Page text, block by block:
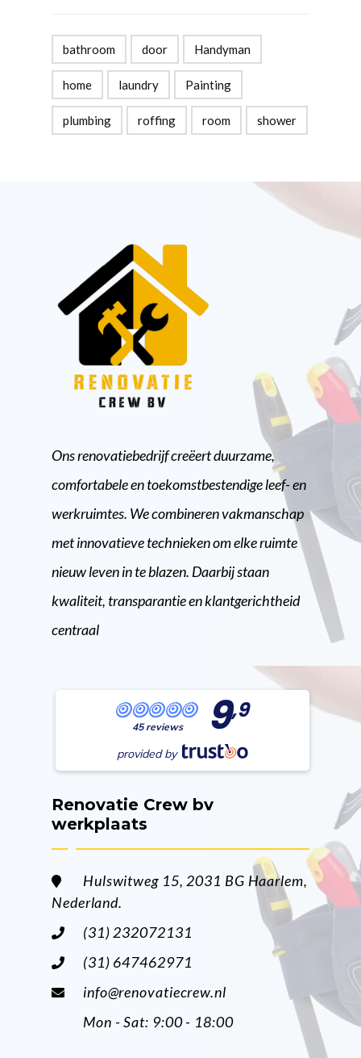
bathroom door Handyman
home laundry Painting
plumbing roffing room shower
Ons renovatiebedrijf creëert duurzame,
comfortabele en toekomstbestendige leef- en
werkruimtes. We combineren vakmanschap
met innovatieve technieken om elke ruimte
nieuw leven in te blazen. Daarbij staan
kwaliteit, transparantie en klantgerichtheid
centraal
45 reviews 9,9
provided by
Renovatie Crew bv
werkplaats
Hulswitweg 15, 2031 BG Haarlem,
Nederland.
(31) 232072131
(31) 647462971
info@renovatiecrew.nl
Mon - Sat: 9:00 - 18:00